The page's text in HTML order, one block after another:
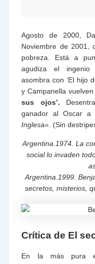
Agosto de 2000,
Noviembre de 2001,
pobreza. Está a
agudiza el ingenio
asombra con ‘El hijo
y Campanella
sus ojos’.
ganador al Oscar
Inglesa». (Sin
Argentina.1974. La
social lo invaden
Argentina.1999.
secretos, misterios,
Crítica de El
En la más pura